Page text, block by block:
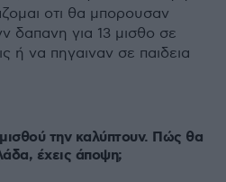
οτι θα μπορουσαν
δαπανη για 13 μισθο σε
ή να πηγαιναν σε παιδεια
την καλύπτουν. Πώς θα
έχεις άποψη;